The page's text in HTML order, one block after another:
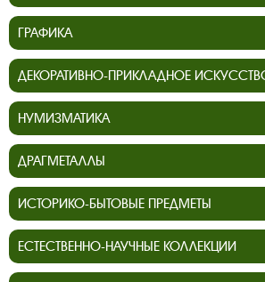
ГРАФИКА
ДЕКОРАТИВНО-ПРИКЛАДНОЕ
НУМИЗМАТИКА
ДРАГМЕТАЛЛЫ
ИСТОРИКО-БЫТОВЫЕ ПРЕДМЕТЫ
ЕСТЕСТВЕННО-НАУЧНЫЕ КОЛЛЕКЦИИ